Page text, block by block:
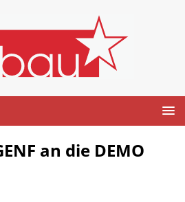
an die DEMO